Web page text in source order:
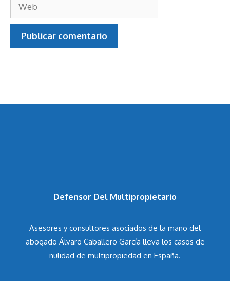
electrónico
Web
Asesores y consultores asociados de la mano del
abogado Álvaro Caballero Garcíalleva los casos de